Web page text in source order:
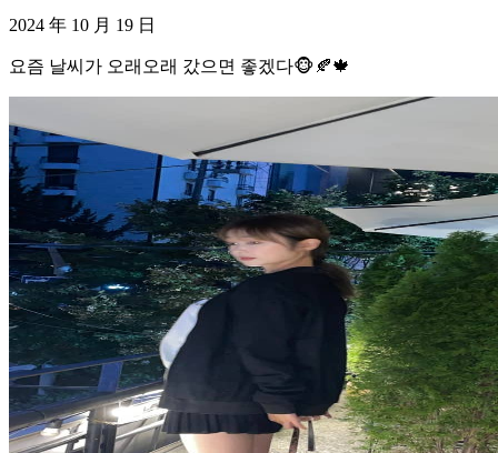
2024 年 10 月 19 日
요즘 날씨가 오래오래 갔으면 좋겠다🐵🍂🍁